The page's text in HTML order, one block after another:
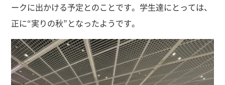
ークに出かける予定とのことです。学生達にとっては、
正に“実りの秋”となったようです。